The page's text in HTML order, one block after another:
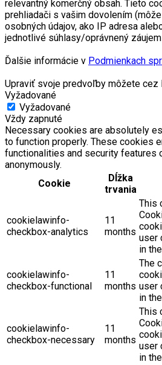
relevantný komerčný obsah. Tieto
prehliadači s vašim dovolením
osobných údajov, ako IP adresa
jednotlivé súhlasy/oprávnený
Ďalšie informácie v Podmienkach
Upraviť svoje predvoľby môžete cez
Vyžadované
Vyžadované
Vždy zapnuté
Necessary cookies are absolutely
to function properly. These cookies
functionalities and security features
anonymously.
Cookie
Dĺžka
trvania
cookielawinfo-
checkbox-analytics
11
months
This
user
in
cookielawinfo-
checkbox-functional
11
months
The
user
in
cookielawinfo-
checkbox-necessary
11
months
This
user
in